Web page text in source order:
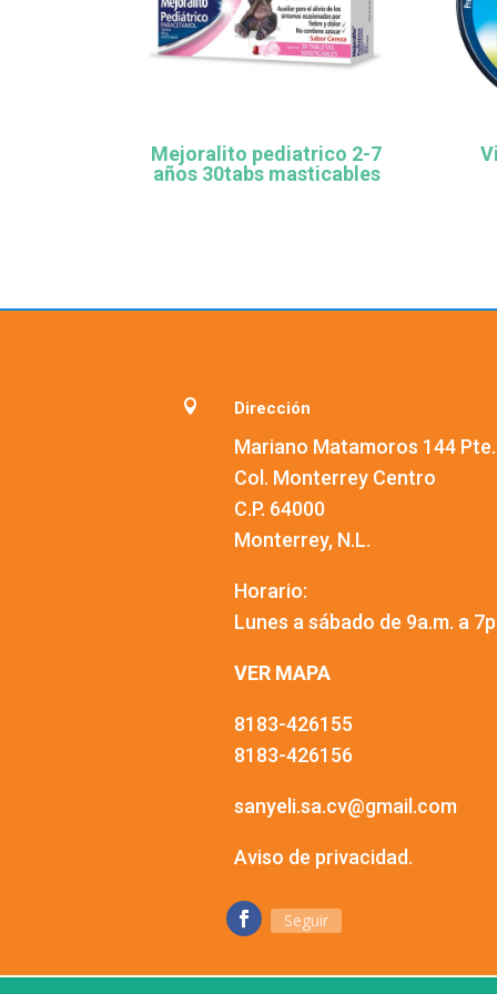
Mejoralito pediatrico 2-7
años 30tabs masticables
 Dirección
Mariano Matamoros 144 Pte.
Col. Monterrey Centro
C.P. 64000
Monterrey, N.L.
Horario:
Lunes a sábado de 9a.m. a
VER MAPA
8183-426155
8183-426156
sanyeli.sa.cv@gmail.com
Aviso de privacidad.
Seguir